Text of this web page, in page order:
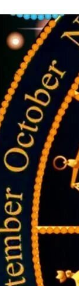
с ним делать,
большой
хорошо!!!»-
урод вообще
девушка
типаж
фильмами,
тоннами
с
какой тебе
ли
а за ними нет.